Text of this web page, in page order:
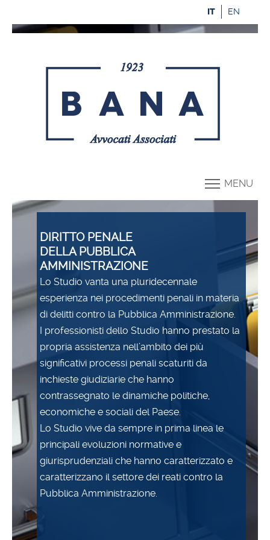
EN
IT
MENU
DIRITTO PENALE
DELLA PUBBLICA
AMMINISTRAZIONE
Lo Studio vanta una pluridecennale
esperienza nei procedimenti penali in materia
di delitti contro la Pubblica Amministrazione.
I professionisti dello Studio hanno prestato la
propria assistenza nell’ambito dei più
significativi processi penali scaturiti da
inchieste giudiziarie che hanno
contrassegnato le dinamiche politiche,
economiche e sociali del Paese.
Lo Studio vive da sempre in prima linea le
principali evoluzioni normative e
giurisprudenziali che hanno caratterizzato e
caratterizzano il settore dei reati contro la
Pubblica Amministrazione.